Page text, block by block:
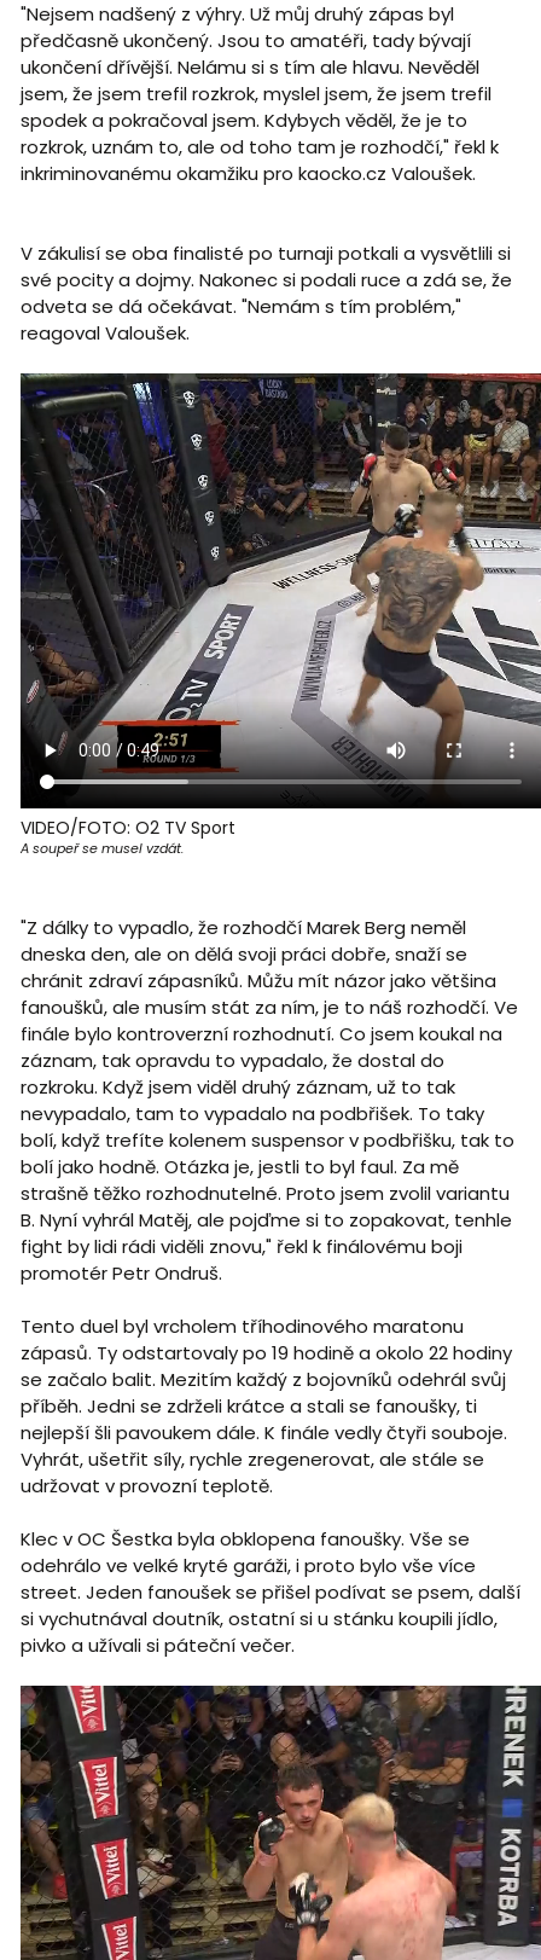
"Nejsem nadšený z výhry. Už můj druhý zápas byl
předčasně ukončený. Jsou to amatéři, tady bývají
ukončení dřívější. Nelámu si s tím ale hlavu. Nevěděl
jsem, že jsem trefil rozkrok, myslel jsem, že jsem trefil
spodek a pokračoval jsem. Kdybych věděl, že je to
rozkrok, uznám to, ale od toho tam je rozhodčí," řekl k
inkriminovanému okamžiku pro kaocko.cz Valoušek.
V zákulisí se oba finalisté po turnaji potkali a vysvětlili si
své pocity a dojmy. Nakonec si podali ruce a zdá se, že
odveta se dá očekávat. "Nemám s tím problém,"
reagoval Valoušek.
VIDEO/FOTO: O2 TV Sport
A soupeř se musel vzdát.
"Z dálky to vypadlo, že rozhodčí Marek Berg neměl
dneska den, ale on dělá svoji práci dobře, snaží se
chránit zdraví zápasníků. Můžu mít názor jako většina
fanoušků, ale musím stát za ním, je to náš rozhodčí. Ve
finále bylo kontroverzní rozhodnutí. Co jsem koukal na
záznam, tak opravdu to vypadalo, že dostal do
rozkroku. Když jsem viděl druhý záznam, už to tak
nevypadalo, tam to vypadalo na podbřišek. To taky
bolí, když trefíte kolenem suspensor v podbřišku, tak to
bolí jako hodně. Otázka je, jestli to byl faul. Za mě
strašně těžko rozhodnutelné. Proto jsem zvolil variantu
B. Nyní vyhrál Matěj, ale pojďme si to zopakovat, tenhle
fight by lidi rádi viděli znovu," řekl k finálovému boji
promotér Petr Ondruš.
Tento duel byl vrcholem tříhodinového maratonu
zápasů. Ty odstartovaly po 19 hodině a okolo 22 hodiny
se začalo balit. Mezitím každý z bojovníků odehrál svůj
příběh. Jedni se zdrželi krátce a stali se fanoušky, ti
nejlepší šli pavoukem dále. K finále vedly čtyři souboje.
Vyhrát, ušetřit síly, rychle zregenerovat, ale stále se
udržovat v provozní teplotě.
Klec v OC Šestka byla obklopena fanoušky. Vše se
odehrálo ve velké kryté garáži, i proto bylo vše více
street. Jeden fanoušek se přišel podívat se psem, další
si vychutnával doutník, ostatní si u stánku koupili jídlo,
pivko a užívali si páteční večer.